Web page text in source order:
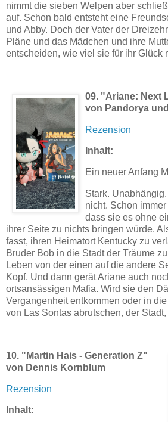
nimmt die sieben Welpen aber
auf. Schon bald entsteht eine
und Abby. Doch der Vater der
Pläne und das Mädchen und ihre
entscheiden, wie viel sie für ihr Glück
09. "Ariane: Next
von Pandorya
Rezension
Inhalt:
Ein neuer Anfang
Stark.
nicht. Schon
dass sie es ohne
ihrer Seite zu nichts bringen würde.
fasst, ihren Heimatort Kentucky zu
Bruder Bob in die Stadt der Träume
Leben von der einen auf die andere
Kopf. Und dann gerät Ariane auch
ortsansässigen Mafia. Wird sie den
Vergangenheit entkommen oder in
von Las Sontas abrutschen, der
10. "Martin Hais - Generation Z"
von Dennis Kornblum
Rezension
Inhalt: